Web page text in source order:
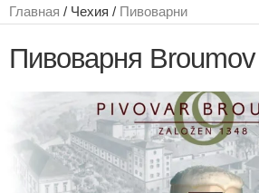
Главная / Чехия / Пивоварни
Пивоварня Broumov